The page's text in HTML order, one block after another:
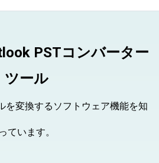
PSTコンバーター
ツール
変換するソフトウェア機能を知
っています。